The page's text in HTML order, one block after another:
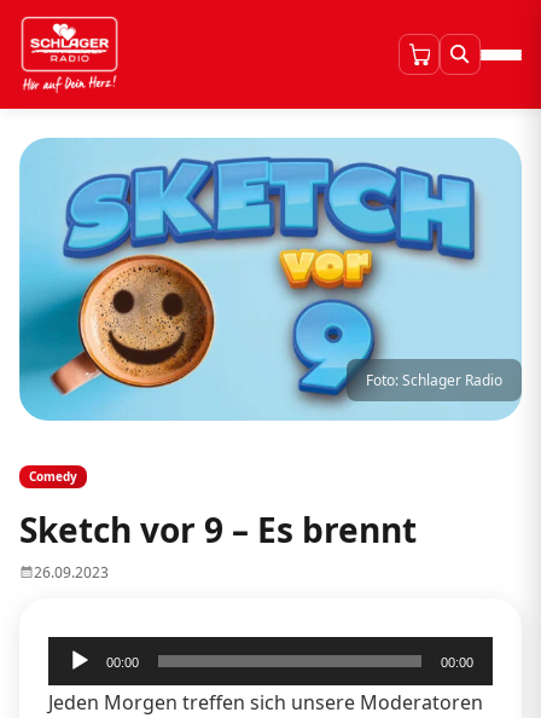
Foto: Schlager Radio
Comedy
Sketch vor 9 – Es brennt
26.09.2023
Audio-
Player
00:00 00:00
Jeden Morgen treffen sich unsere Moderatoren